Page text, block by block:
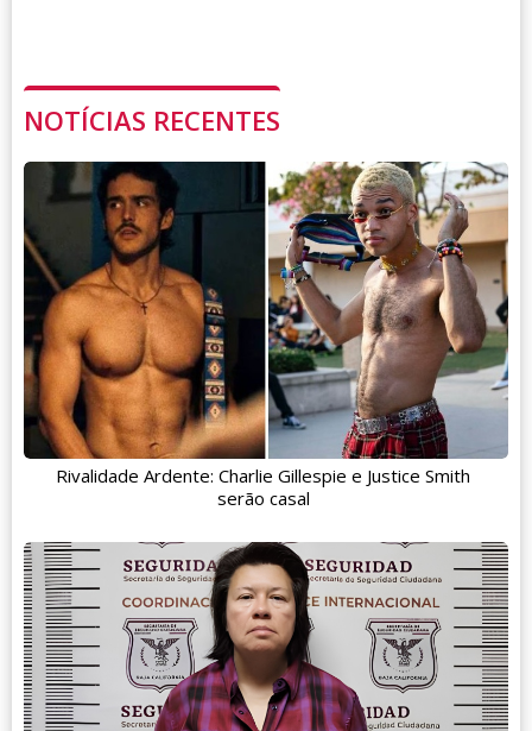
NOTÍCIAS RECENTES
Rivalidade Ardente: Charlie Gillespie e Justice Smith
serão casal